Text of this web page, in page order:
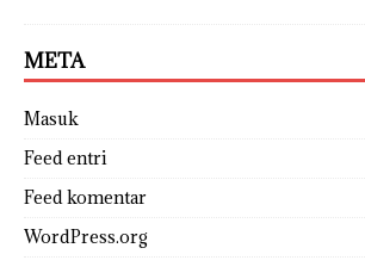
META
Masuk
Feed entri
Feed komentar
WordPress.org